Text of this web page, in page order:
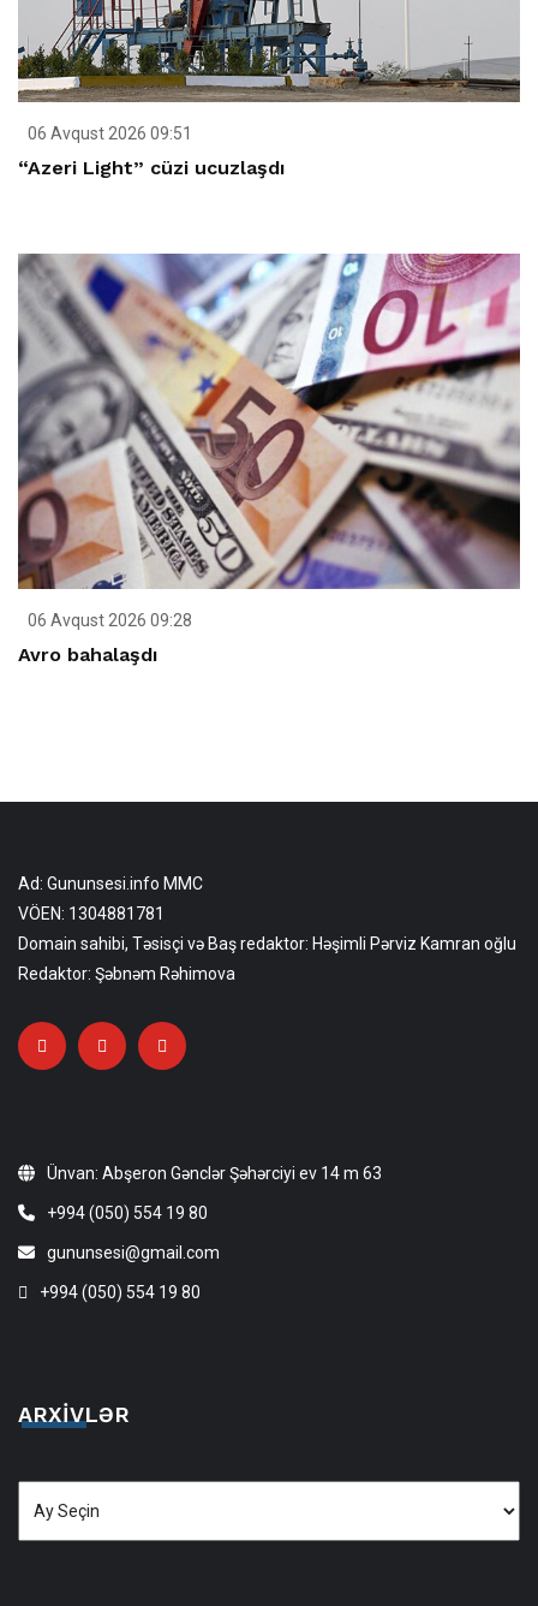
06 Avqust 2026 09:51
“Azeri Light” cüzi ucuzlaşdı
06 Avqust 2026 09:28
Avro bahalaşdı
Ad: Gununsesi.info MMC
VÖEN: 1304881781
Domain sahibi, Təsisçi və Baş redaktor: Həşimli Pərviz Kamran oğlu
Redaktor: Şəbnəm Rəhimova
Ünvan: Abşeron Gənclər Şəhərciyi ev 14 m 63
+994 (050) 554 19 80
gununsesi@gmail.com
+994 (050) 554 19 80
ARXIVLƏR
Arxivlər